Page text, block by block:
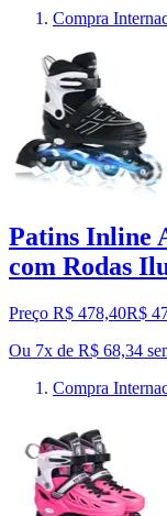
Compra
Patins Inline
com Rodas
Preço R$ 478,40R$
Ou 7x de R$ 68,34
Compra